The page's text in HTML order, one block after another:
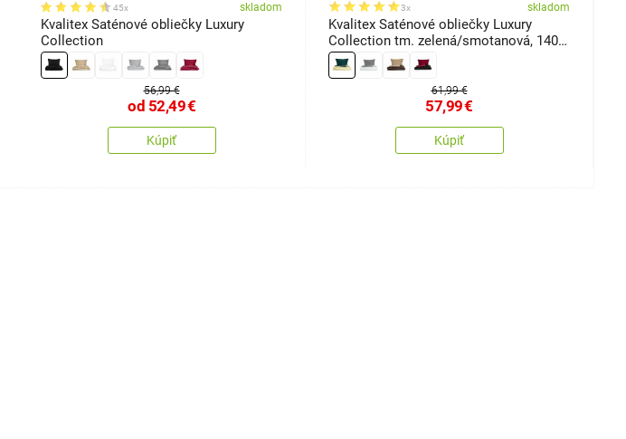
45x skladom
Kvalitex Saténové obliečky Luxury
Collection
56,99 €
od 52,49€
Kúpiť
3x skladom
Kvalitex Saténové obliečky Luxury
Collection tm. zelená/smotanová, 140 x
200 cm, 70 x 90 cm
61,99 €
57,99€
Kúpiť